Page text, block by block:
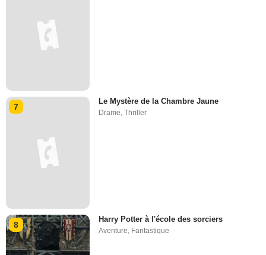
7
Le Mystère de la Chambre Jaune
Drame,Thriller
8
Harry Potter à l'école des sorciers
Aventure Fantastique